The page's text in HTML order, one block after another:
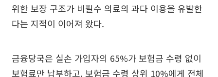
위한 보장 구조가 비필수 의료의 과다 이용을 유발한
다는 지적이 이어져 왔다.
금융당국은 실손 가입자의 65%가 보험금 수령 없이
보험료만 납부하고, 보험금 수령 상위 10%에게 전체